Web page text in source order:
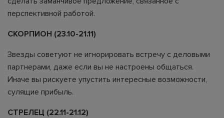
перспективной работой.
СКОРПИОН (23.10-21.11)
Звезды советуют не игнорировать встречу с деловыми
партнерами, даже если вы не настроены общаться.
Иначе вы рискуете упустить интересные возможности,
сулящие прибыль.
СТРЕЛЕЦ (22.11-21.12)